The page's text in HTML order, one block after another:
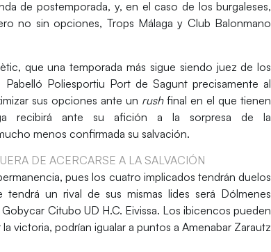
de postemporada, y, en el caso de los burgaleses,
no sin opciones, Trops Málaga y Club Balonmano
, que una temporada más sigue siendo juez de los
Pabelló Poliesportiu Port de Saguntprecisamente al
sus opciones ante un rushfinal en el que tienen
recibirá ante su afición a la sorpresa de la
menos confirmada su salvación.
DE ACERCARSE A LA SALVACIÓN
pues los cuatro implicados tendrán duelos
un rival de sus mismas lides será Dólmenes
Gobycar Citubo UD H.C. Eivissa. Los ibicencos pueden
victoria, podrían igualar a puntos aAmenabar Zarautz